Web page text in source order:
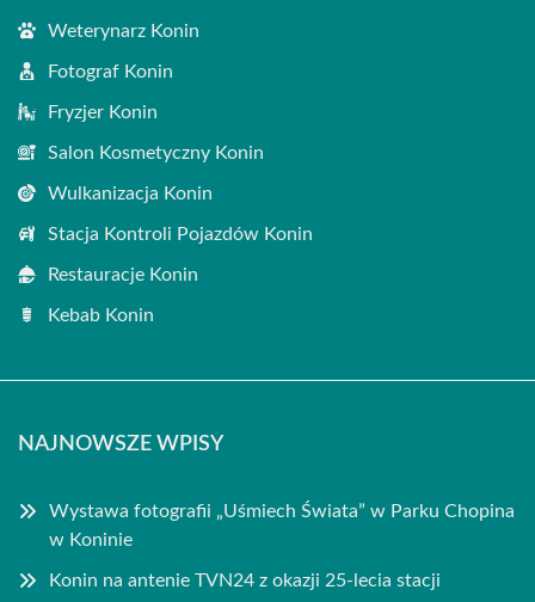
Weterynarz Konin
Fotograf Konin
Fryzjer Konin
Salon Kosmetyczny Konin
Wulkanizacja Konin
Stacja Kontroli Pojazdów Konin
Restauracje Konin
Kebab Konin
NAJNOWSZE WPISY
Wystawa fotografii „Uśmiech Świata” w Parku Chopina
w Koninie
Konin na antenie TVN24 z okazji 25-lecia stacji